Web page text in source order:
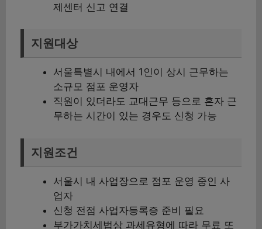
제센터 신고 연결
지원대상
서울특별시 내에서 1인이 상시 근무하는
소규모 점포 운영자
직원이 있더라도 교대근무 등으로 혼자 근
무하는 시간이 있는 경우도 신청 가능
지원조건
서울시 내 사업장으로 점포 운영 중인 사
업자
신청 전점 사업자등록증 준비 필요
부가가치세법상 과세유형에 따라 무료 또